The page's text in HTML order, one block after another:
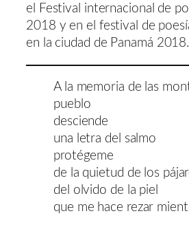
el Festival internacional de
2018 y en el festival de
en la ciudad de Panamá 2018.
A la memoria de las
pueblo
desciende
una letra del salmo
protégeme
de la quietud de los
del olvido de la piel
que me hace rezar